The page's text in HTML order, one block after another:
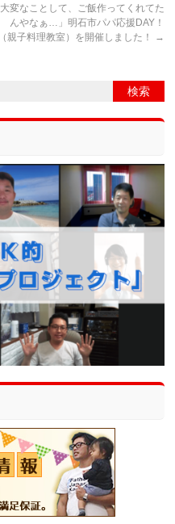
大変なことして、ご飯作ってくれてた
んやなぁ…」明石市パパ応援DAY！
（親子料理教室）を開催しました！
→